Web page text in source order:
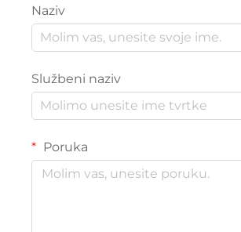
Naziv
Službeni naziv
Poruka